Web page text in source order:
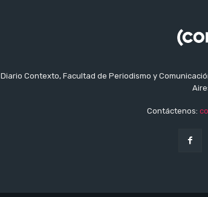
Diario Contexto, Facultad de Periodismo y
Contáctenos: